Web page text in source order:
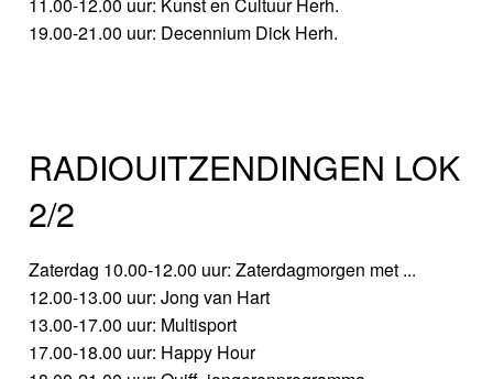
19.00-21.00 uur: Decennium Dick Herh.
RADIOUITZENDINGEN LOK
2/2
Zaterdag 10.00-12.00 uur: Zaterdagmorgen met ...
12.00-13.00 uur: Jong van Hart
13.00-17.00 uur: Multisport
17.00-18.00 uur: Happy Hour